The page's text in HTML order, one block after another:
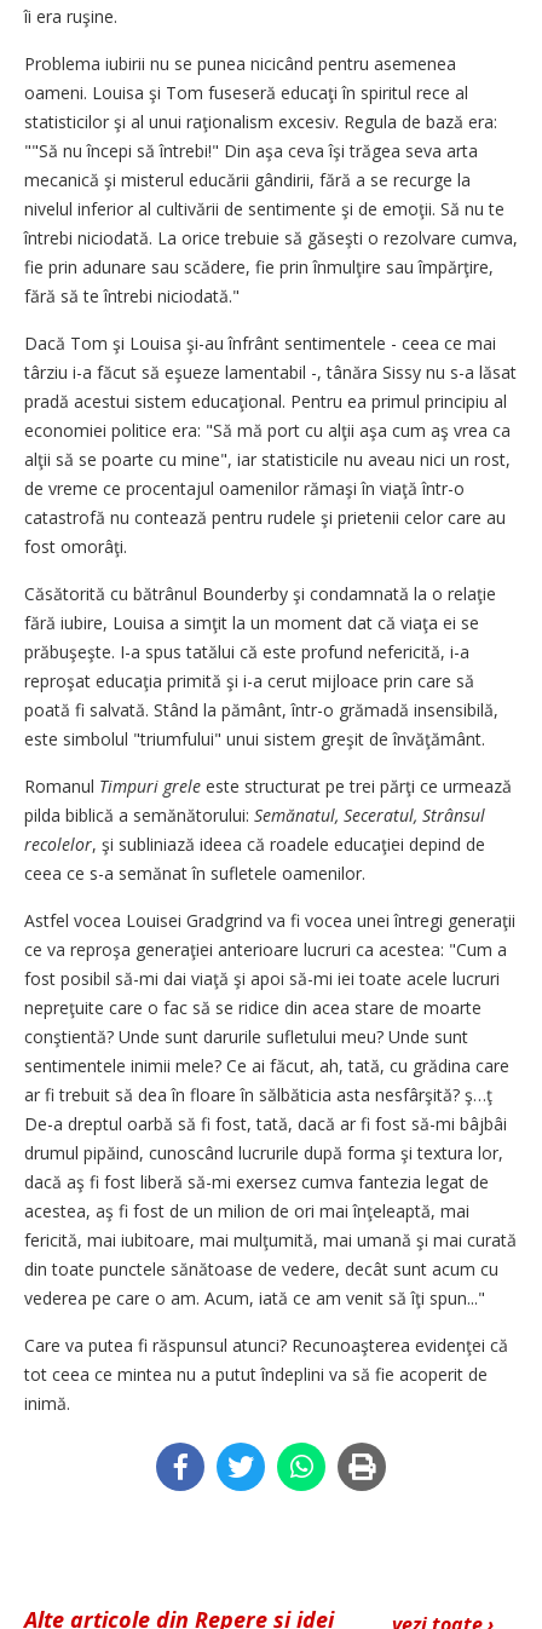
îi era ruşine.
Problema iubirii nu se punea nicicând pentru asemenea
oameni. Louisa şi Tom fuseseră educaţi în spiritul rece al
statisticilor şi al unui raţionalism excesiv. Regula de bază era:
""Să nu începi să întrebi!" Din aşa ceva îşi trăgea seva arta
mecanică şi misterul educării gândirii, fără a se recurge la
nivelul inferior al cultivării de sentimente şi de emoţii. Să nu te
întrebi niciodată. La orice trebuie să găseşti o rezolvare cumva,
fie prin adunare sau scădere, fie prin înmulţire sau împărţire,
fără să te întrebi niciodată."
Dacă Tom şi Louisa şi-au înfrânt sentimentele - ceea ce mai
târziu i-a făcut să eşueze lamentabil -, tânăra Sissy nu s-a lăsat
pradă acestui sistem educaţional. Pentru ea primul principiu al
economiei politice era: "Să mă port cu alţii aşa cum aş vrea ca
alţii să se poarte cu mine", iar statisticile nu aveau nici un rost,
de vreme ce procentajul oamenilor rămaşi în viaţă într-o
catastrofă nu contează pentru rudele şi prietenii celor care au
fost omorâţi.
Căsătorită cu bătrânul Bounderby şi condamnată la o relaţie
fără iubire, Louisa a simţit la un moment dat că viaţa ei se
prăbuşeşte. I-a spus tatălui că este profund nefericită, i-a
reproşat educaţia primită şi i-a cerut mijloace prin care să
poată fi salvată. Stând la pământ, într-o grămadă insensibilă,
este simbolul "triumfului" unui sistem greşit de învăţământ.
Romanul Timpuri grele este structurat pe trei părţi ce urmează
pilda biblică a semănătorului: Semănatul, Seceratul, Strânsul
recolelor, şi subliniază ideea că roadele educaţiei depind de
ceea ce s-a semănat în sufletele oamenilor.
Astfel vocea Louisei Gradgrind va fi vocea unei întregi generaţii
ce va reproşa generaţiei anterioare lucruri ca acestea: "Cum a
fost posibil să-mi dai viaţă şi apoi să-mi iei toate acele lucruri
nepreţuite care o fac să se ridice din acea stare de moarte
conştientă? Unde sunt darurile sufletului meu? Unde sunt
sentimentele inimii mele? Ce ai făcut, ah, tată, cu grădina care
ar fi trebuit să dea în floare în sălbăticia asta nesfârşită? ş…ţ
De-a dreptul oarbă să fi fost, tată, dacă ar fi fost să-mi bâjbâi
drumul pipăind, cunoscând lucrurile după forma şi textura lor,
dacă aş fi fost liberă să-mi exersez cumva fantezia legat de
acestea, aş fi fost de un milion de ori mai înţeleaptă, mai
fericită, mai iubitoare, mai mulţumită, mai umană şi mai curată
din toate punctele sănătoase de vedere, decât sunt acum cu
vederea pe care o am. Acum, iată ce am venit să îţi spun..."
Care va putea fi răspunsul atunci? Recunoaşterea evidenţei că
tot ceea ce mintea nu a putut îndeplini va să fie acoperit de
inimă.
Alte articole din Repere și idei